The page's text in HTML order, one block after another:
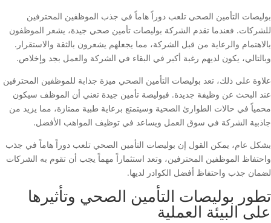
بوليصات التأمين الصحي تلعب دوراً هاماً في جذب الموظفين المحترفين
للشركات. فعندما تقدم الشركة بوليصات تأمين صحي جيدة، يشعر الموظفون
بالاهتمام والرعاية من قبل الشركة، مما يجعلهم يشعرون بالثقة والاستقرار.
وبالتالي، يكون لديهم رغبة أكبر في البقاء في الشركة والعمل بجد وإخلاص.
علاوة على ذلك، تعد بوليصات التأمين الصحي ميزة جذابة للموظفين المحترفين
عند البحث عن وظيفة جديدة. فبوليصة تأمين جيدة تعني أن الموظف سيكون
محمياً في حالات الطوارئ الصحية وسيتمتع برعاية طبية ممتازة، مما يزيد من
جاذبية الشركة في سوق العمل ويساعد في توظيف المواهب الأفضل.
بشكل عام، يمكن القول إن بوليصات التأمين الصحي تلعب دوراً هاماً في جذب
واحتفاظ الموظفين المحترفين، وتعد استثماراً مهماً يجب أن تقوم به الشركات
لضمان جذب واحتفاظ أفضل الكوادر لديها.
تطور بوليصات التأمين الصحي وتأثيرها
على البيئة العملية